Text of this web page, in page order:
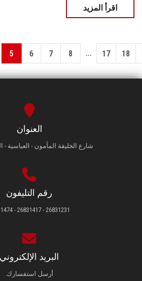
اقرأ المزيد
5 6 7 8 ... 17 18
العنوان
شارع الخليفة المأمون - العباسية -
رقم التليفون
26831231 - 26831417 - 26831474
البريد الإلكتروني
أرسل استفسارك.